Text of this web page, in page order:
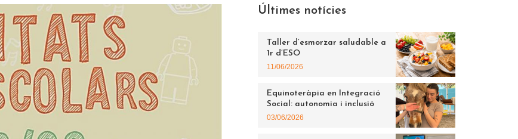
Últimes notícies
Taller d’esmorzar saludable a
1r d’ESO
11/06/2026
Equinoteràpia en Integració
Social: autonomia i inclusió
03/06/2026